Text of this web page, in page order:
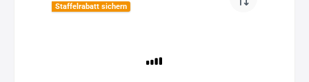
Staffelrabatt sichern